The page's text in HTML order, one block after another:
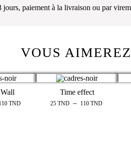
paiement à la livraison ou par
VOUS
TND
Time effect
25 TND – 110 TND